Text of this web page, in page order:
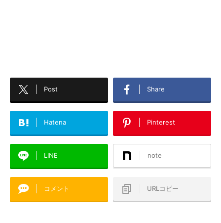
Post Share
Hatena Pinterest
LINE note
コメント URLコピー